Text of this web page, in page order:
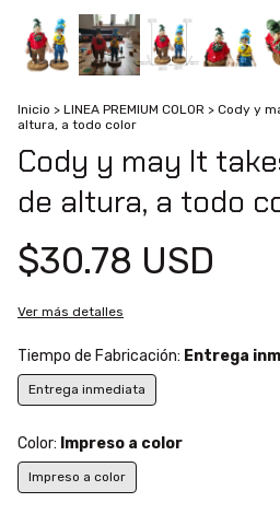
Inicio > LINEA PREMIUM COLOR > Cody y
altura, a todo color
Cody y may It
de altura, a todo
$30.78 USD
Ver más detalles
Tiempo de Fabricación: Entrega
Entrega inmediata
Color: Impreso a color
Impreso a color